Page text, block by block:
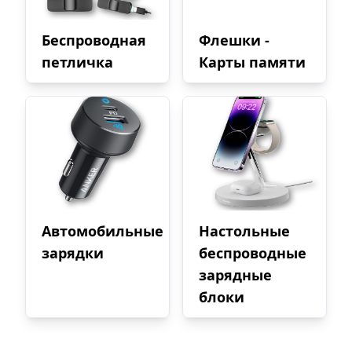
Беспроводная
петличка
Флешки -
Карты памяти
Автомобильные
зарядки
Настольные
беспроводные
зарядные
блоки